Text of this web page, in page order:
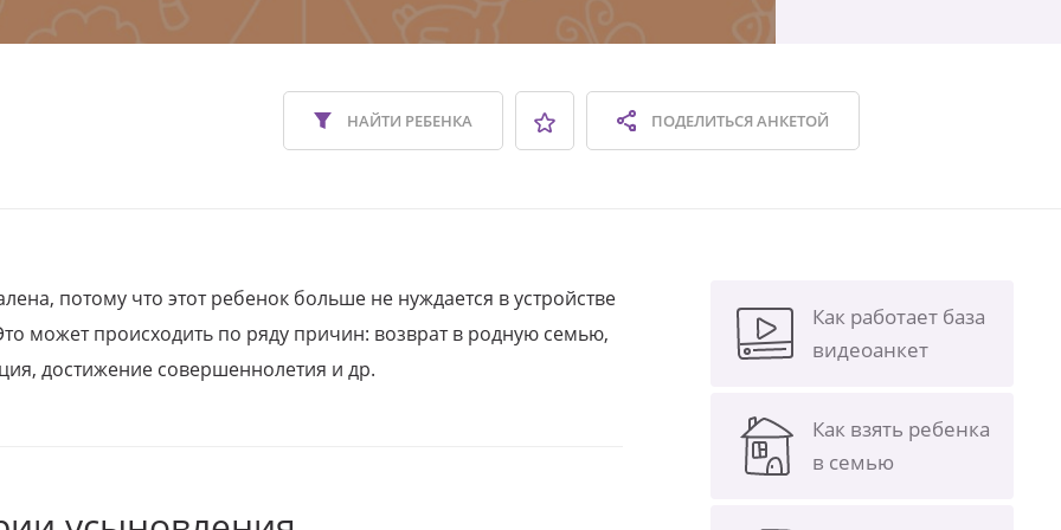
ПОДЕЛИТЬСЯАНКЕТОЙ
НАЙТИ РЕБЕНКА
потому что этот ребенок больше не нуждается в устройстве
может происходить по ряду причин: возврат в родную семью,
достижение совершеннолетия и др.
Как работает база
видеоанкет
Как взять ребенка
в семью